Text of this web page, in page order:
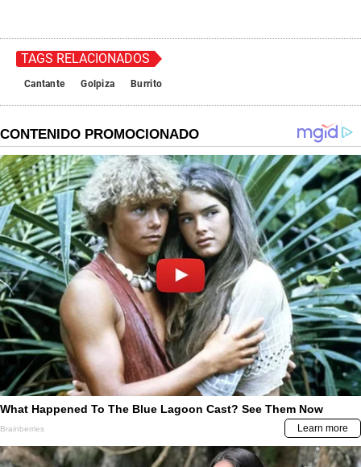
TAGS RELACIONADOS
Cantante Golpiza Burrito